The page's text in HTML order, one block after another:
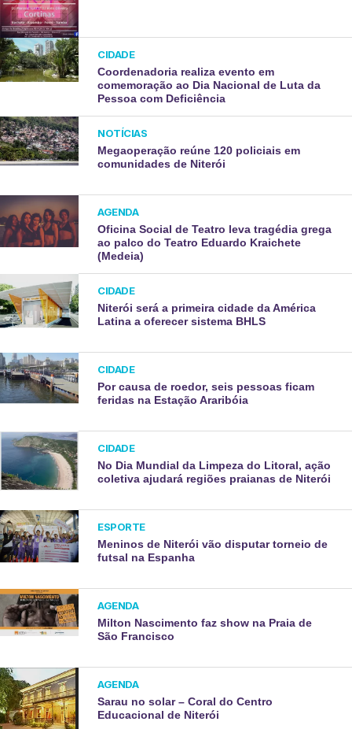
CIDADE
Coordenadoria realiza evento em
comemoração ao Dia Nacional de Luta da
Pessoa com Deficiência
NOTÍCIAS
Megaoperação reúne 120 policiais em
comunidades de Niterói
AGENDA
Oficina Social de Teatro leva tragédia grega
ao palco do Teatro Eduardo Kraichete
(Medeia)
CIDADE
Niterói será a primeira cidade da América
Latina a oferecer sistema BHLS
CIDADE
Por causa de roedor, seis pessoas ficam
feridas na Estação Araribóia
CIDADE
No Dia Mundial da Limpeza do Litoral, ação
coletiva ajudará regiões praianas de Niterói
ESPORTE
Meninos de Niterói vão disputar torneio de
futsal na Espanha
AGENDA
Milton Nascimento faz show na Praia de
São Francisco
AGENDA
Sarau no solar – Coral do Centro
Educacional de Niterói